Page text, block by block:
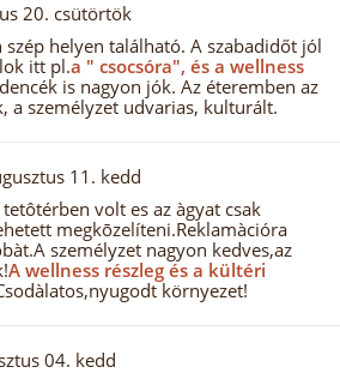
20. csütörtök
helyen található. A szabadidőt jól
itt pl.a " csocsóra", és a wellness
is nagyon jók. Az éteremben az
a személyzet udvarias, kulturált.
11. kedd
volt es az àgyat csak
megkōzelíteni.Reklamàcióra
személyzet nagyon kedves,az
A wellness részleg és a kültéri
környezet!
04. kedd